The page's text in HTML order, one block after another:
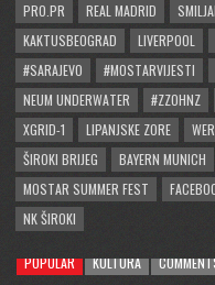
PRO.PR
REAL MADRID
KAKTUSBEOGRAD
LIVERPOOL
#SARAJEVO
#MOSTARVIJESTI
NEUM UNDERWATER
#ZZOHNZ
XGRID-1
LIPANJSKE ZORE
ŠIROKI BRIJEG
BAYERN MUNICH
MOSTAR SUMMER FEST
NK ŠIROKI
POPULAR KULTURA